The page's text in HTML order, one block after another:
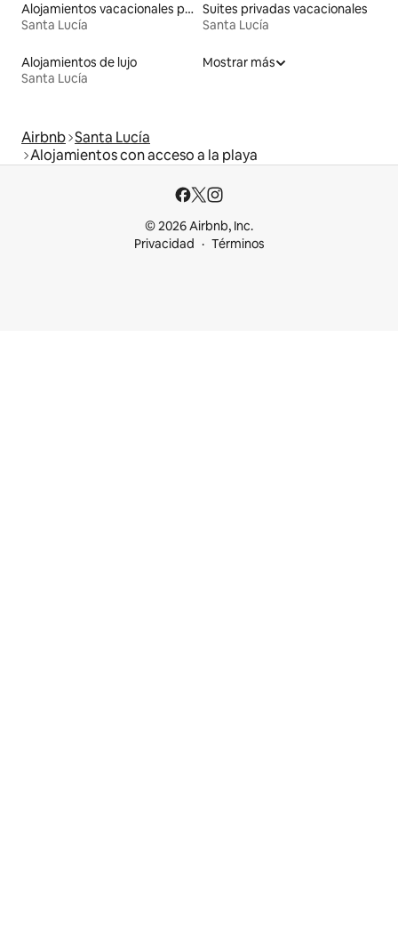
Alojamientos vacacionales para familias
Santa Lucía
Suites privadas vacacionales
Santa Lucía
Alojamientos de lujo
Santa Lucía
Mostrar más
Airbnb Santa Lucía
Alojamientos con acceso a la playa
© 2026 Airbnb, Inc.
Privacidad
Términos